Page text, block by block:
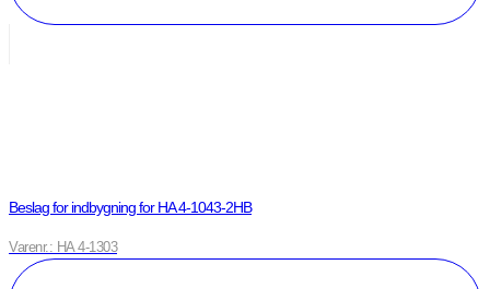
Beslag for indbygning for HA 4-1043-2HB
Varenr.: HA 4-1303